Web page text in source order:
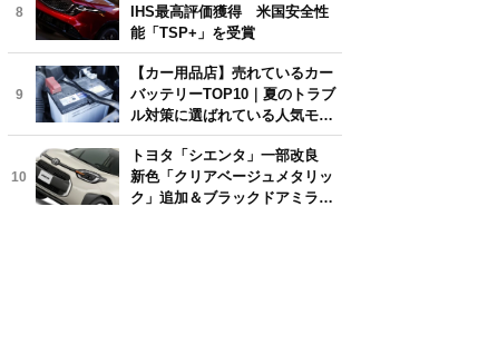
8
IHS最高評価獲得 米国安全性
能「TSP+」を受賞
9
【カー用品店】売れているカー
バッテリーTOP10｜夏のトラブ
ル対策に選ばれている人気モデ
ルは？【2026年6月版】
10
トヨタ「シエンタ」一部改良
新色「クリアベージュメタリッ
ク」追加＆ブラックドアミラー